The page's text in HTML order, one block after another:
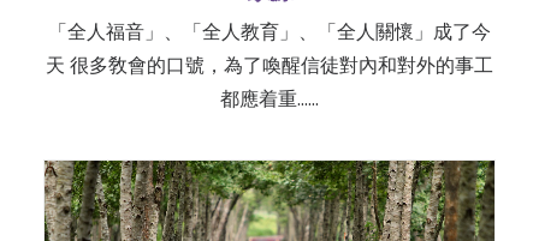
「全人福音」、「全人教育」、「全人關懷」成了今
天 很多敎會的口號，為了喚醒信徒對內和對外的事工
都應着重……